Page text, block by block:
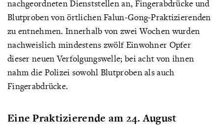
nachgeordneten Dienststellen an, Fingerabdrücke und
Blutproben von örtlichen Falun-Gong-Praktizierenden
zu entnehmen. Innerhalb von zwei Wochen wurden
nachweislich mindestens zwölf Einwohner Opfer
dieser neuen Verfolgungswelle; bei acht von ihnen
nahm die Polizei sowohl Blutproben als auch
Fingerabdrücke.
Eine Praktizierende am 24. August